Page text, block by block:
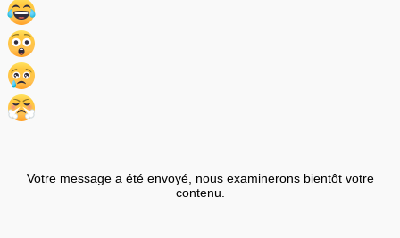
Votre message a été envoyé, nous examinerons bientôt votre
contenu.